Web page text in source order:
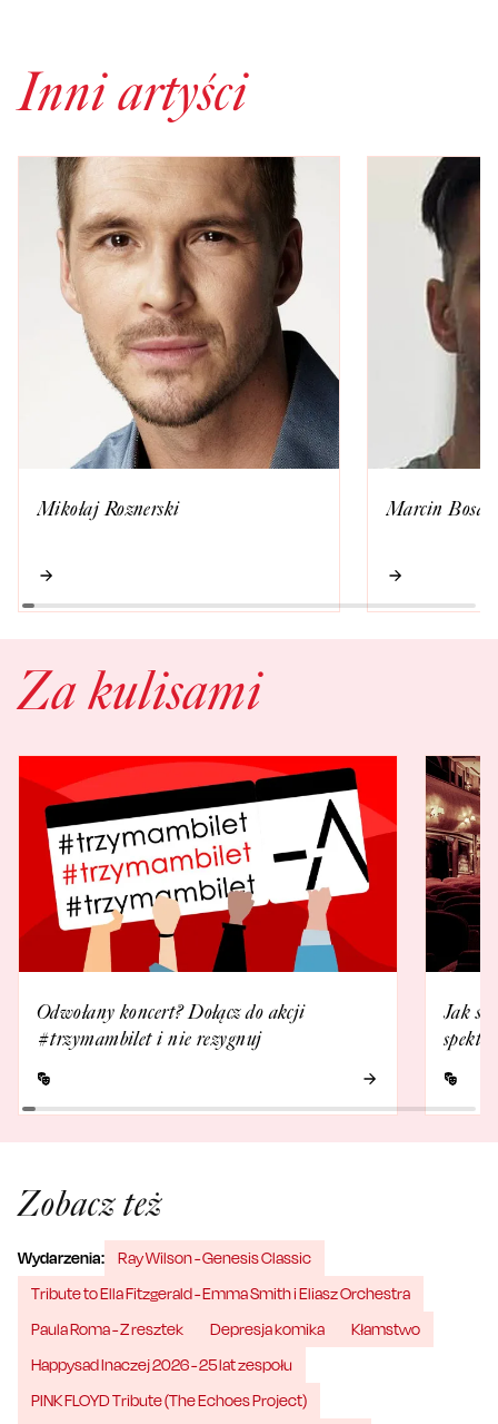
Inni artyści
Mikołaj Roznerski Marcin Bosak
Za kulisami
Odwołany koncert? Dołącz do akcji
#trzymambilet i nie rezygnuj
Jak
Zobacz też
Wydarzenia:
Ray Wilson - Genesis Classic
Tribute to Ella Fitzgerald - Emma Smith i Eliasz Orchestra
Paula Roma - Z resztek
Depresja komika
Kłamstwo
Happysad Inaczej 2026 - 25 lat zespołu
PINK FLOYD Tribute (The Echoes Project)